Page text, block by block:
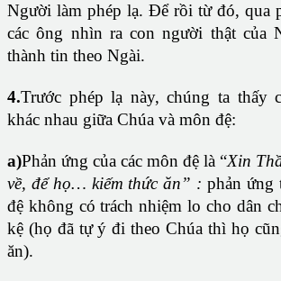
Người làm phép lạ. Để rồi từ đó, qua
các ông nhìn ra con người thật của
thành tin theo Ngài.
4.Trước phép lạ này, chúng ta thấy
khác nhau giữa Chúa và môn đệ:
a)Phản ứng của các môn đệ là “Xin
về, để họ… kiếm thức ăn” : phản ứng
đệ không có trách nhiệm lo cho dân
kệ (họ đã tự ý đi theo Chúa thì họ
ăn).